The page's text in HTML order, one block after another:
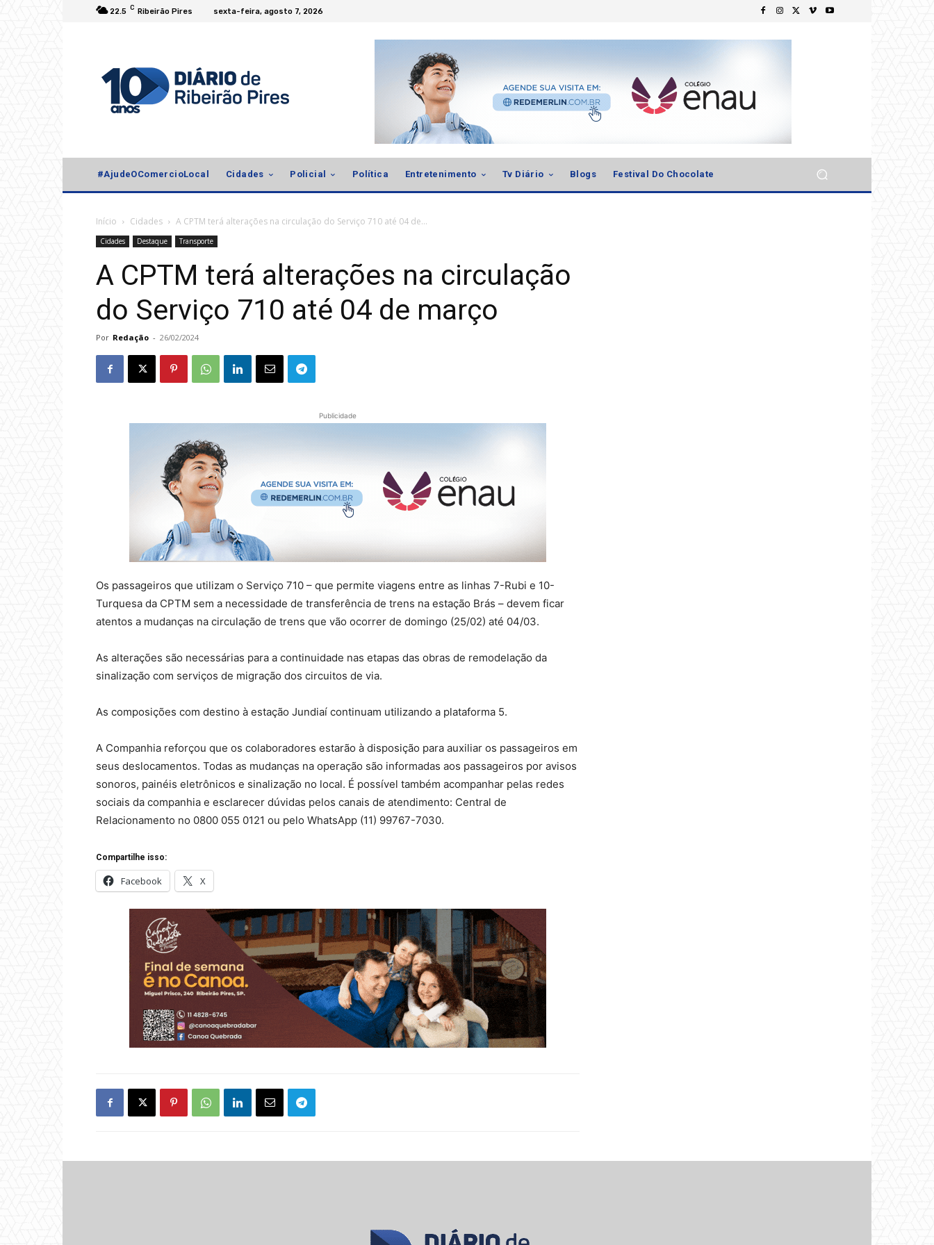
22.5 C Ribeirão Pires sexta-feira, agosto 7, 2026
#AjudeOComercioLocal Cidades Policial Política Entretenimento Tv Diário Blogs Festival Do Chocolate
Início Cidades ​A CPTM terá alterações na circulação do Serviço 710 até 04 de...
Cidades Destaque Transporte
​A CPTM terá alterações na circulação
do Serviço 710 até 04 de março
Por Redação - 26/02/2024
Publicidade
Os passageiros que utilizam o Serviço 710 – que permite viagens entre as linhas 7-Rubi e 10-
Turquesa da CPTM sem a necessidade de transferência de trens na estação Brás – devem ficar
atentos a mudanças na circulação de trens que vão ocorrer de domingo (25/02) até 04/03.
As alterações são necessárias para a continuidade nas etapas das obras de remodelação da
sinalização com serviços de migração dos circuitos de via.
As composições com destino à estação Jundiaí continuam utilizando a plataforma 5.
A Companhia reforçou que os colaboradores estarão à disposição para auxiliar os passageiros em
seus deslocamentos. Todas as mudanças na operação são informadas aos passageiros por avisos
sonoros, painéis eletrônicos e sinalização no local. É possível também acompanhar pelas redes
sociais da companhia e esclarecer dúvidas pelos canais de atendimento: Central de
Relacionamento no 0800 055 0121 ou pelo WhatsApp (11) 99767-7030.
Compartilhe isso:
Facebook X